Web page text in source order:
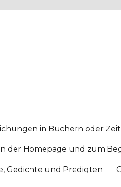
in Büchern oder
der Homepage und zum
Gedichte und Predigten